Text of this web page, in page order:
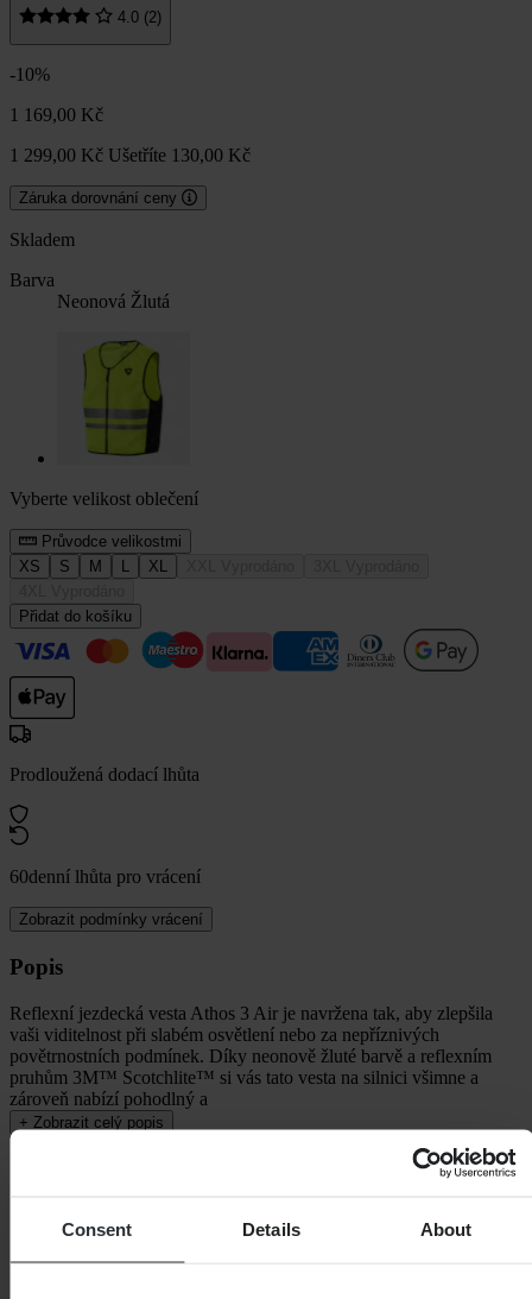
Consent Details About
4.0 (2)
-10%
1 169,00 Kč
1 299,00 Kč Ušetříte 130,00 Kč
Záruka dorovnání ceny
Skladem
Barva
Neonová Žlutá
Vyberte velikost oblečení
Průvodce velikostmi
XS
S M L XL
Přidat do košíku
Prodloužená dodací lhůta
60denní lhůta pro vrácení
Zobrazit podmínky vrácení
Popis
Reflexní jezdecká vesta Athos 3 Air je navržena tak, aby zlepšila
vaši viditelnost při slabém osvětlení nebo za nepříznivých
povětrnostních podmínek. Díky neonově žluté barvě a reflexním
pruhům 3M™ Scotchlite™ si vás tato vesta na silnici všimne a
zároveň nabízí pohodlný a
+ Zobrazit celý popis
BarvaNeonová Žlutá
Délka balení365